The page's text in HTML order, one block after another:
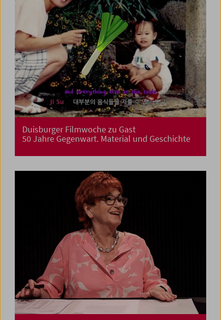
Duisburger Filmwoche zu Gast
50 Jahre Gegenwart. Material und Geschichte